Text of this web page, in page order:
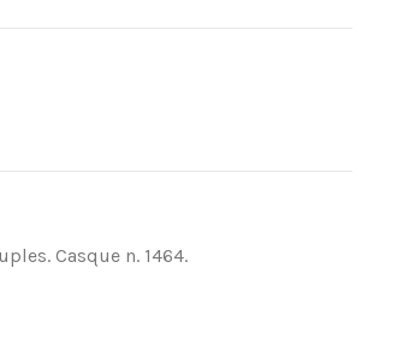
Casque n. 1464.